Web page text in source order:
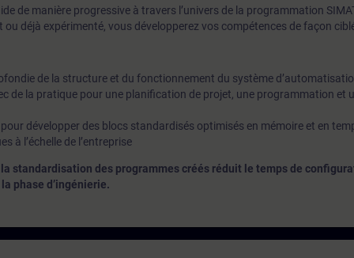
de manière progressive à travers l’univers de la programmation
déjà expérimenté, vous développerez vos compétences de façon
de la structure et du fonctionnement du système
de la pratique pour une planification de projet, une programmation et
développer des blocs standardisés optimisés en mémoire et en
à l’échelle de l’entreprise
standardisation des programmes créés réduit le temps de
phase d’ingénierie.